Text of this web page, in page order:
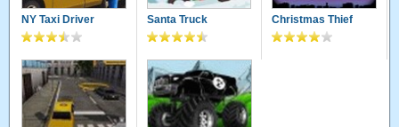
NY Taxi Driver Santa Truck Christmas Thief